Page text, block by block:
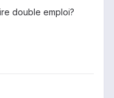
double emploi?